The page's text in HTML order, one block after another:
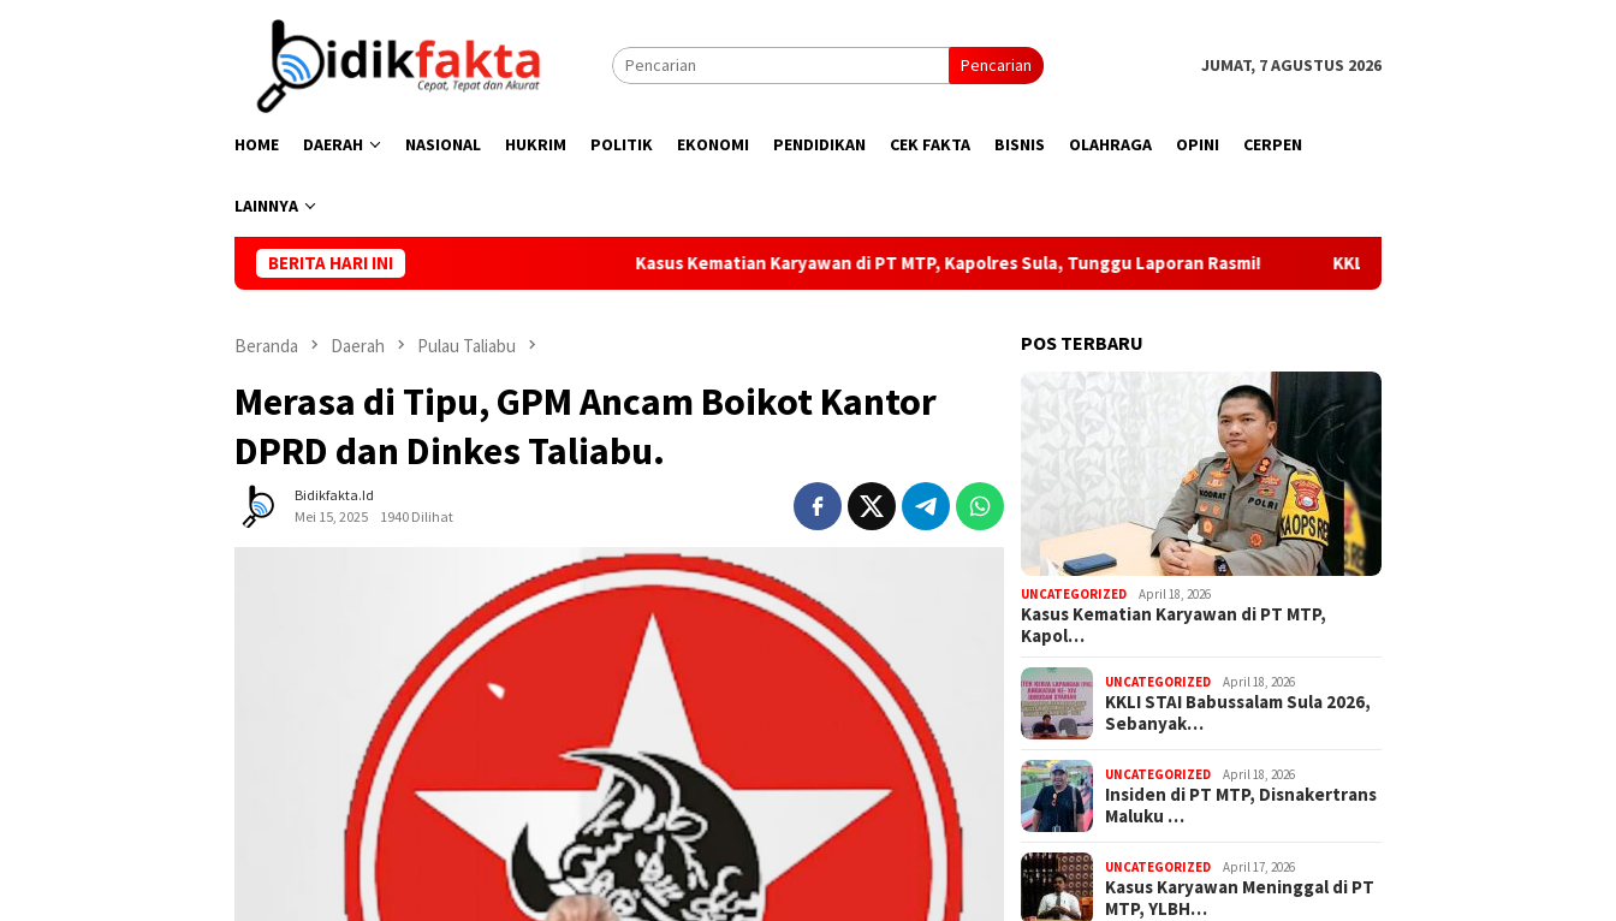
Pencarian JUMAT, 7 AGUSTUS 2026
HOME DAERAH NASIONAL HUKRIM POLITIK EKONOMI PENDIDIKAN CEK FAKTA BISNIS OLAHRAGA OPINI CERPEN
LAINNYA
BERITA HARI INI Kasus Kematian Karyawan di PT MTP, Kapolres Sula, Tunggu Laporan Rasmi! KKLI STAI Babussalam Sula 2026, Sebanyak 65 Mahasiswa
Beranda Daerah Pulau Taliabu
Merasa di Tipu, GPM Ancam Boikot Kantor
DPRD dan Dinkes Taliabu.
Bidikfakta.id
Mei 15, 2025
1940 Dilihat
POS TERBARU
UNCATEGORIZED April 18, 2026
Kasus Kematian Karyawan di PT MTP,
Kapol…
UNCATEGORIZED April 18, 2026
KKLI STAI Babussalam Sula 2026,
Sebanyak…
UNCATEGORIZED April 18, 2026
Insiden di PT MTP, Disnakertrans
Maluku …
UNCATEGORIZED April 17, 2026
Kasus Karyawan Meninggal di PT
MTP, YLBH…